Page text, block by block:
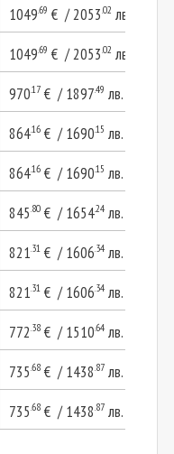
1049.69 € / 2053.02 лв.
1049.69 € / 2053.02 лв.
970.17€ / 1897.49 лв.
864.16€ / 1690.15 лв.
864.16€ / 1690.15 лв.
845.80€ / 1654.24лв.
821.31€ / 1606.34лв.
821.31€ / 1606.34лв.
772.38€ / 1510.64лв.
735.68€ / 1438.87лв.
735.68€ / 1438.87лв.